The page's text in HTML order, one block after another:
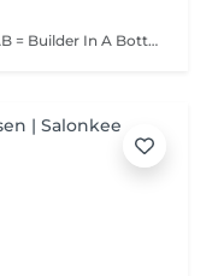
Deze behandeling is Incl. Manicure! BIAB = Builder In A Bottle Bij deze behandeling doen we een flexibele gel op de natuurlijke nagel. Hierbij wordt de nagel niet verlengt LET OP! Heb je nog oud product op van een andere salon? boek dan oud product verwijderen erbij! BeauNails werkt niet op product van andere salons